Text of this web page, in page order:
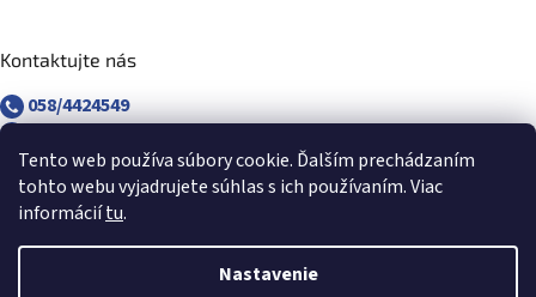
Tento web používa súbory cookie. Ďalším prechádzaním
tohto webu vyjadrujete súhlas s ich používaním. Viac
informáciítu.
Nastavenie
Kontaktujte nás
058/4424549
058/4882830
revuca@majsterpapier.sk
Vytvoril Shoptet